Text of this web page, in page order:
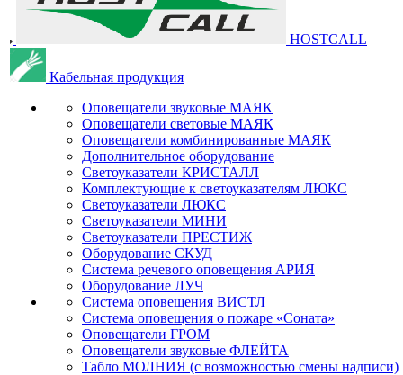
HOSTCALL
Кабельная продукция
Оповещатели звуковые МАЯК
Оповещатели световые МАЯК
Оповещатели комбинированные МАЯК
Дополнительное оборудование
Светоуказатели КРИСТАЛЛ
Комплектующие к светоуказателям ЛЮКС
Светоуказатели ЛЮКС
Светоуказатели МИНИ
Светоуказатели ПРЕСТИЖ
Оборудование СКУД
Система речевого оповещения АРИЯ
Оборудование ЛУЧ
Система оповещения ВИСТЛ
Система оповещения о пожаре «Соната»
Оповещатели ГРОМ
Оповещатели звуковые ФЛЕЙТА
Табло МОЛНИЯ (с возможностью смены надписи)